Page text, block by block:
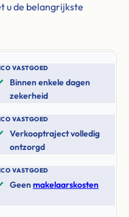
u de belangrijkste
VASTGOED
Binnen enkele dagen
zekerheid
VASTGOED
Verkooptraject volledig
ontzorgd
VASTGOED
Geenmakelaarskosten